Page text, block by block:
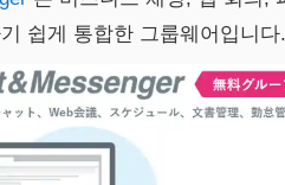
쉽게 통합한 그룹웨어입니